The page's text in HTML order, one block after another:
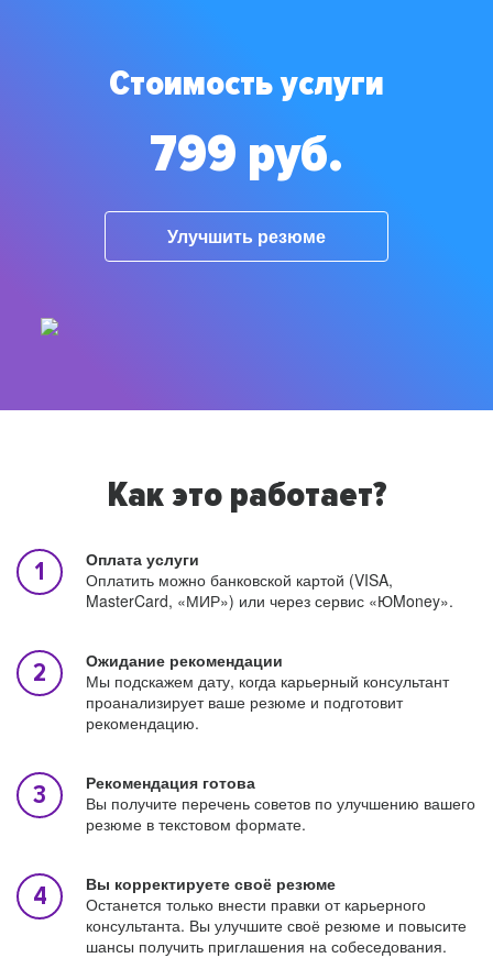
Стоимость услуги
799 руб.
Улучшить резюме
Как это работает?
Оплата услуги
Оплатить можно банковской картой (VISA,
MasterCard, «МИР») или через сервис «ЮMoney».
Ожидание рекомендации
Мы подскажем дату, когда карьерный консультант
проанализирует ваше резюме и подготовит
рекомендацию.
Рекомендация готова
Вы получите перечень советов по улучшению вашего
резюме в текстовом формате.
Вы корректируете своё резюме
Останется только внести правки от карьерного
консультанта. Вы улучшите своё резюме и повысите
шансы получить приглашения на собеседования.